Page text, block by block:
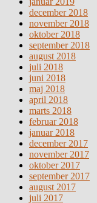
december 2018
november 2018
oktober 2018
september 2018
august 2018
juli 2018
juni 2018
maj 2018
april 2018
marts 2018
februar 2018
januar 2018
december 2017
november 2017
oktober 2017
september 2017
august 2017
juli 2017